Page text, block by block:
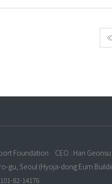
Foundation
CEO : Han Geonsu
gu, Seoul (Hyoja-dong Eum
82-14176